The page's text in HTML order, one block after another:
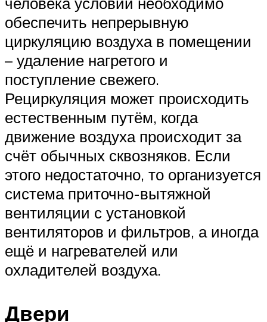
обеспечить непрерывную
циркуляцию воздуха в помещении
– удаление нагретого и
поступление свежего.
Рециркуляция может происходить
естественным путём, когда
движение воздуха происходит за
счёт обычных сквозняков. Если
этого недостаточно, то организуется
система приточно-вытяжной
вентиляции с установкой
вентиляторов и фильтров, а иногда
ещё и нагревателей или
охладителей воздуха.
Двери